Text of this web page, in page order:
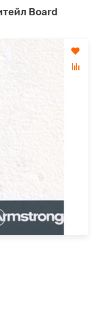
Board